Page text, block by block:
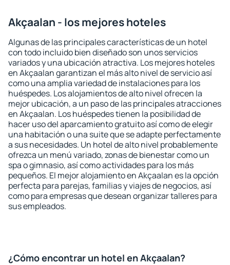
Akçaalan - los mejores hoteles
Algunas de las principales características de un hotel
con todo incluido bien diseñado son unos servicios
variados y una ubicación atractiva. Los mejores hoteles
en Akçaalan garantizan el más alto nivel de servicio así
como una amplia variedad de instalaciones para los
huéspedes. Los alojamientos de alto nivel ofrecen la
mejor ubicación, a un paso de las principales atracciones
en Akçaalan. Los huéspedes tienen la posibilidad de
hacer uso del aparcamiento gratuito así como de elegir
una habitación o una suite que se adapte perfectamente
a sus necesidades. Un hotel de alto nivel probablemente
ofrezca un menú variado, zonas de bienestar como un
spa o gimnasio, así como actividades para los más
pequeños. El mejor alojamiento en Akçaalan es la opción
perfecta para parejas, familias y viajes de negocios, así
como para empresas que desean organizar talleres para
sus empleados.
¿Cómo encontrar un hotel en Akçaalan?